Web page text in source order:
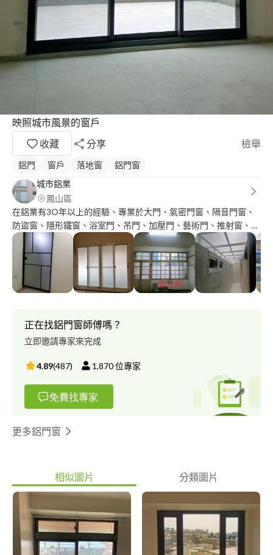
映照城市風景的窗戶
收藏
分享 檢舉
鋁門 窗戶 落地窗
鋁門窗
城市鋁業
鳳山區
在鋁業有3O年以上的經驗、專業於大門、氣密門窗、隔音門窗、
防盜窗、隱形鐵窗、浴室門、吊門、加壓門、藝術門、推射窗、百
葉窗、折紗、傳統大門及紗門、紗窗、採光罩各種鋁製品、設計和
維修、團隊提供最好的專業服務及品質、以符合業主的需求、也可
免費現場丈量設計和線上報價等服務
正在找鋁門窗師傅嗎？
立即邀請專家來完成
4.89(487) 1,870位專家
免費找專家
更多鋁門窗
相似圖片 分類圖片